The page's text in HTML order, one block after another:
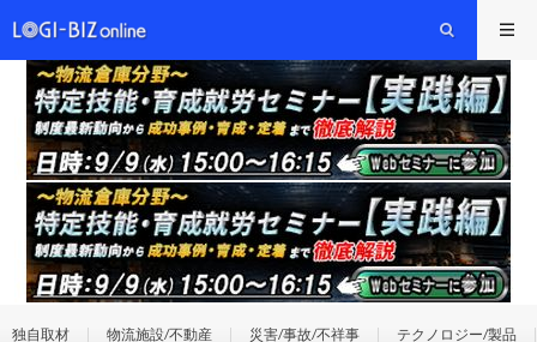
独自取材 物流施設/不動産 災害/事故/不祥事 テクノロジー/製品